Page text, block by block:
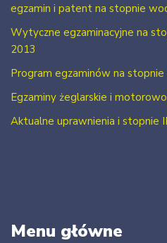
egzamin i patent na stopnie
Wytyczne egzaminacyjne na
2013
Program egzaminów na
Egzaminy żeglarskie i
Aktualne uprawnienia i stopnie
Menu główne